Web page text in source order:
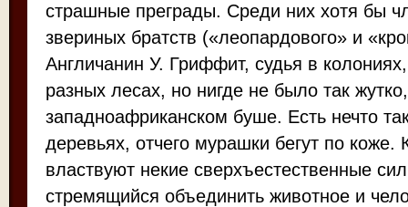
страшные преграды. Среди них хотя бы
звериных братств («леопардового» и
Англичанин У. Гриффит, судья в
разных лесах, но нигде не было так
западноафриканском буше. Есть нечто
деревьях, отчего мурашки бегут по коже.
властвуют некие сверхъестественные
стремящийся объединить животное и